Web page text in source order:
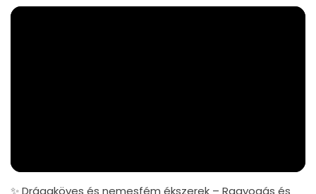
✨ Drágaköves és nemesfém ékszerek – Ragyogás és